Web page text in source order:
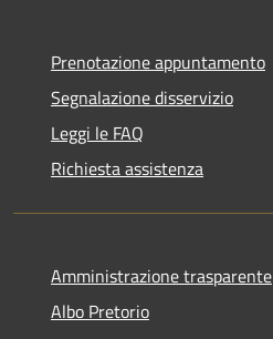
Prenotazione appuntamento
Segnalazione disservizio
Leggi le FAQ
Richiesta assistenza
Amministrazione trasparente
Albo Pretorio